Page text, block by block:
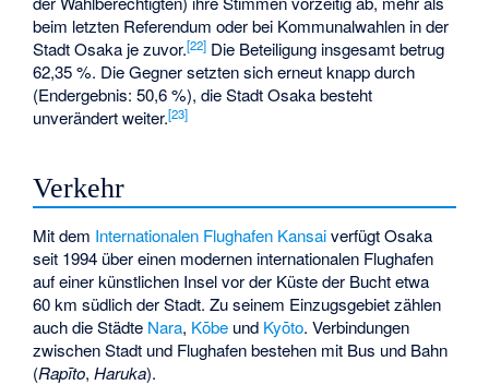
beim letzten Referendum oder bei Kommunalwahlen in der
Stadt Osaka je zuvor.[22] Die Beteiligung insgesamt betrug
62,35 %. Die Gegner setzten sich erneut knapp durch
(Endergebnis: 50,6 %), die Stadt Osaka besteht
unverändert weiter.[23]
Verkehr
Mit dem Internationalen Flughafen Kansaiverfügt Osaka
seit 1994 über einen modernen internationalen Flughafen
auf einer künstlichen Insel vor der Küste der Bucht etwa
60 km südlich der Stadt. Zu seinem Einzugsgebiet zählen
auch die Städte Nara, Kōbe und Kyōto. Verbindungen
zwischen Stadt und Flughafen bestehen mit Bus und Bahn
(Rapīto,Haruka).